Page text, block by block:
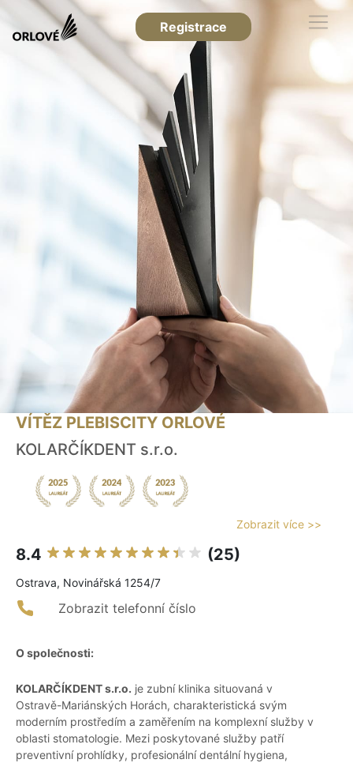
Registrace
VÍTĚZ PLEBISCITY ORLOVÉ
KOLARČÍKDENT s.r.o.
Zobrazit více >>
8.4 (25)
Ostrava, Novinářská 1254/7
Zobrazit telefonní číslo
O společnosti:
KOLARČÍKDENT s.r.o. je zubní klinika situovaná v
Ostravě-Mariánských Horách, charakteristická svým
moderním prostředím a zaměřením na komplexní služby v
oblasti stomatologie. Mezi poskytované služby patří
preventivní prohlídky, profesionální dentální hygiena,